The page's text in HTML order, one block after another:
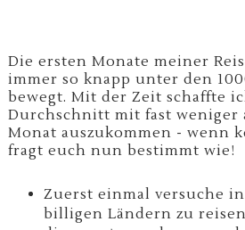
Die ersten Monate meiner
immer so knapp unter den
bewegt. Mit der Zeit schaffte
Durchschnitt mit fast weniger
Monat auszukommen - wenn
fragt euch nun bestimmt wie!
Zuerst einmal versuche
billigen Ländern zu